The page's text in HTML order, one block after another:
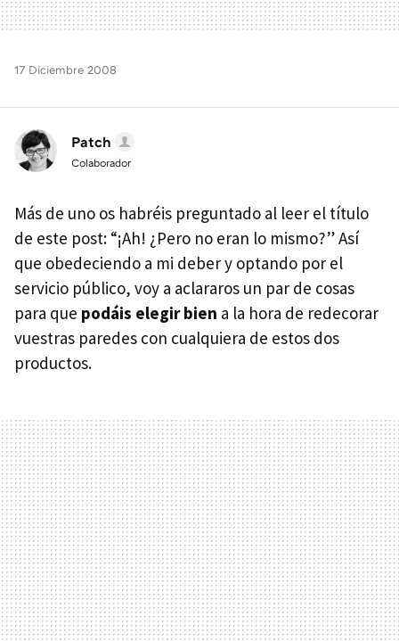
17 Diciembre 2008
Patch
Colaborador
Más de uno os habréis preguntado al leer el título
de este post: “¡Ah! ¿Pero no eran lo mismo?” Así
que obedeciendo a mi deber y optando por el
servicio público, voy a aclararos un par de cosas
para que podáis elegir bien a la hora de redecorar
vuestras paredes con cualquiera de estos dos
productos.